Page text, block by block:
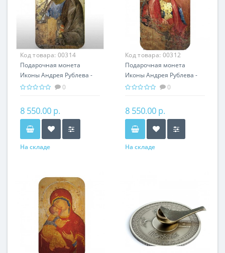
Код товара: 00314
Подарочная монета
Иконы Андрея Рублева -
Апостол Павел серебро
сувенир
0
8 550.00 р.
На складе
Код товара: 00312
Подарочная монета
Иконы Андрея Рублева -
Архангел Михаил серебро
сувенир
0
8 550.00 р.
На складе